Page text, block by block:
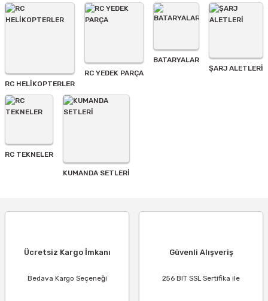
Gönder
RC HELİKOPTERLER
RC YEDEK PARÇA
BATARYALAR
ŞARJ ALETLERI
RC TEKNELER
KUMANDA SETLERİ
Ücretsiz Kargo İmkanı
Bedava Kargo Seçeneği
Güvenli Alışveriş
256 BIT SSL Sertifika ile